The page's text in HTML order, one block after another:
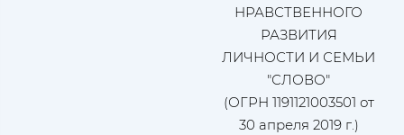
НРАВСТВЕННОГО
РАЗВИТИЯ
ЛИЧНОСТИ И СЕМЬИ
"СЛОВО"
(ОГРН 1191121003501 от
30 апреля 2019 г.)